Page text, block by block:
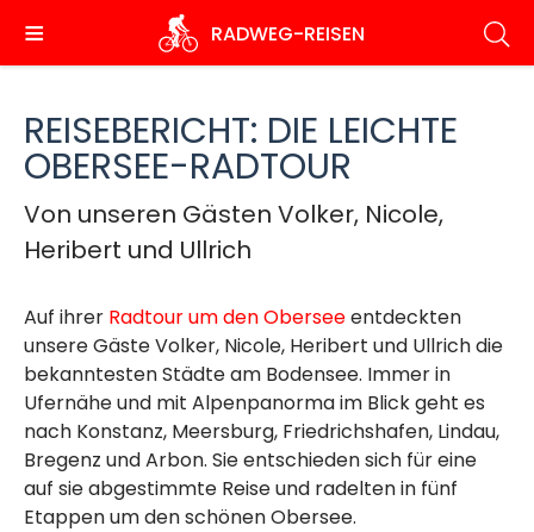
zum
Inhalt
RADWEG-REISEN
REISEBERICHT: DIE LEICHTE
OBERSEE-RADTOUR
Von unseren Gästen Volker, Nicole,
Heribert und Ullrich
Auf ihrer Radtour um den Oberseeentdeckten
unsere Gäste Volker, Nicole, Heribert und Ullrich die
bekanntesten Städte am Bodensee. Immer in
Ufernähe und mit Alpenpanorma im Blick geht es
nach Konstanz, Meersburg, Friedrichshafen, Lindau,
Bregenz und Arbon. Sie entschieden sich für eine
auf sie abgestimmte Reise und radelten in fünf
Etappen um den schönen Obersee.